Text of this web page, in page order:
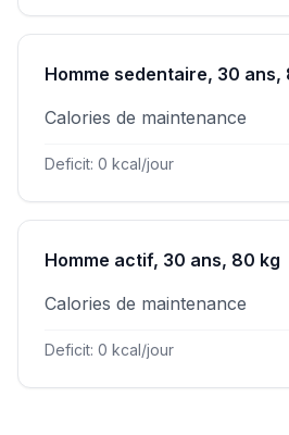
Homme sedentaire, 30 ans,
Calories de maintenance
Deficit: 0 kcal/jour
Homme actif, 30 ans, 80 kg
Calories de maintenance
Deficit: 0 kcal/jour